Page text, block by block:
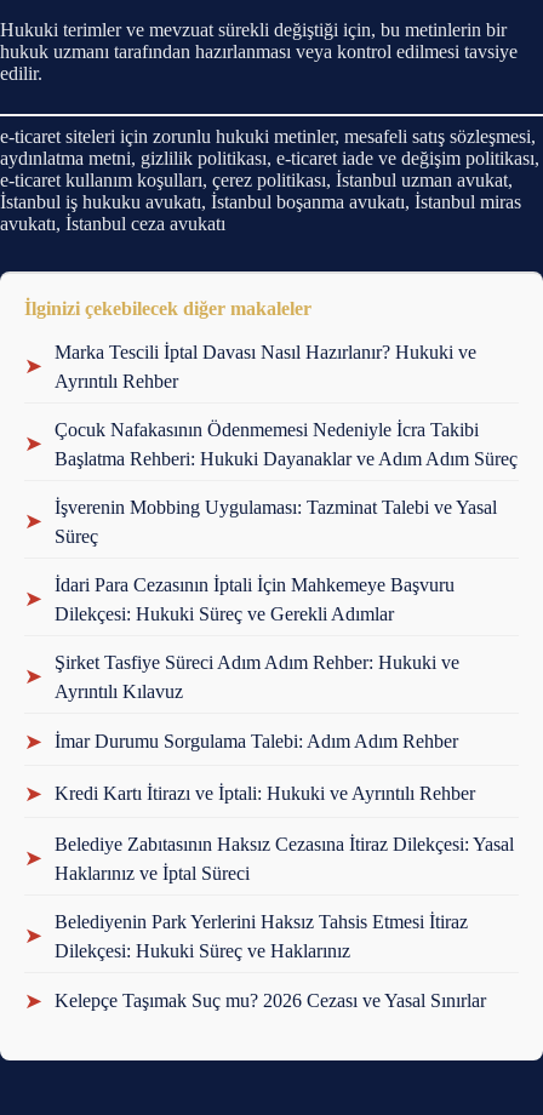
Hukuki terimler ve mevzuat sürekli değiştiği için, bu metinlerin bir
hukuk uzmanı tarafından hazırlanması veya kontrol edilmesi tavsiye
edilir.
e-ticaret siteleri için zorunlu hukuki metinler, mesafeli satış sözleşmesi,
aydınlatma metni, gizlilik politikası, e-ticaret iade ve değişim politikası,
e-ticaret kullanım koşulları, çerez politikası, İstanbul uzman avukat,
İstanbul iş hukuku avukatı, İstanbul boşanma avukatı, İstanbul miras
avukatı, İstanbul ceza avukatı
İlginizi çekebilecek diğer makaleler
➤
Marka Tescili İptal Davası Nasıl Hazırlanır? Hukuki ve
Ayrıntılı Rehber
➤
Çocuk Nafakasının Ödenmemesi Nedeniyle İcra Takibi
Başlatma Rehberi: Hukuki Dayanaklar ve Adım Adım Süreç
➤
İşverenin Mobbing Uygulaması: Tazminat Talebi ve Yasal
Süreç
➤
İdari Para Cezasının İptali İçin Mahkemeye Başvuru
Dilekçesi: Hukuki Süreç ve Gerekli Adımlar
➤
Şirket Tasfiye Süreci Adım Adım Rehber: Hukuki ve
Ayrıntılı Kılavuz
➤ İmar Durumu Sorgulama Talebi: Adım Adım Rehber
➤ Kredi Kartı İtirazı ve İptali: Hukuki ve Ayrıntılı Rehber
➤
Belediye Zabıtasının Haksız Cezasına İtiraz Dilekçesi: Yasal
Haklarınız ve İptal Süreci
➤
Belediyenin Park Yerlerini Haksız Tahsis Etmesi İtiraz
Dilekçesi: Hukuki Süreç ve Haklarınız
➤ Kelepçe Taşımak Suç mu? 2026 Cezası ve Yasal Sınırlar